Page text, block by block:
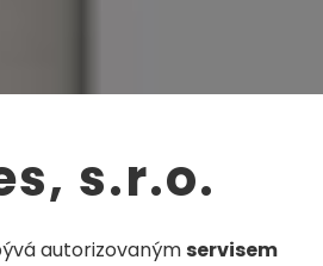
s.r.o.
autorizovaným servisem